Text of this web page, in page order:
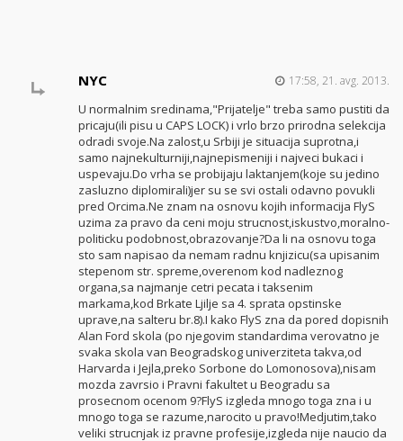
NYC 17:58, 21. avg. 2013.
U normalnim sredinama,"Prijatelje" treba samo pustiti da
pricaju(ili pisu u CAPS LOCK) i vrlo brzo prirodna selekcija
odradi svoje.Na zalost,u Srbiji je situacija suprotna,i
samo najnekulturniji,najnepismeniji i najveci bukaci i
uspevaju.Do vrha se probijaju laktanjem(koje su jedino
zasluzno diplomirali)jer su se svi ostali odavno povukli
pred Orcima.Ne znam na osnovu kojih informacija FlyS
uzima za pravo da ceni moju strucnost,iskustvo,moralno-
politicku podobnost,obrazovanje?Da li na osnovu toga
sto sam napisao da nemam radnu knjizicu(sa upisanim
stepenom str. spreme,overenom kod nadleznog
organa,sa najmanje cetri pecata i taksenim
markama,kod Brkate Ljilje sa 4. sprata opstinske
uprave,na salteru br.8).I kako FlyS zna da pored dopisnih
Alan Ford skola (po njegovim standardima verovatno je
svaka skola van Beogradskog univerziteta takva,od
Harvarda i Jejla,preko Sorbone do Lomonosova),nisam
mozda zavrsio i Pravni fakultet u Beogradu sa
prosecnom ocenom 9?FlyS izgleda mnogo toga zna i u
mnogo toga se razume,narocito u pravo!Medjutim,tako
veliki strucnjak iz pravne profesije,izgleda nije naucio da